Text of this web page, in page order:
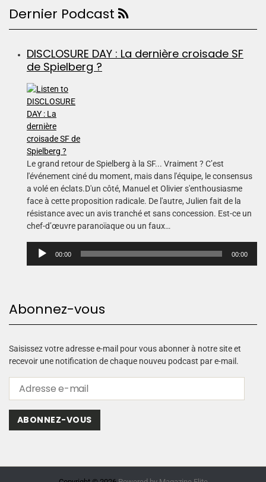
Dernier Podcast
DISCLOSURE DAY : La dernière croisade SF
de Spielberg ?
Le grand retour de Spielberg à la SF... Vraiment ? C’est
l'événement ciné du moment, mais dans l'équipe, le consensus
a volé en éclats.D'un côté, Manuel et Olivier s'enthousiasme
face à cette proposition radicale. De l'autre, Julien fait de la
résistance avec un avis tranché et sans concession. Est-ce un
chef-d’œuvre paranoïaque ou un faux…
u
u
d
o
00:00 00:00
Abonnez-vous
Saisissez votre adresse e-mail pour vous abonner à notre site et
recevoir une notification de chaque nouveu podcast par e-mail.
ABONNEZ-VOUS